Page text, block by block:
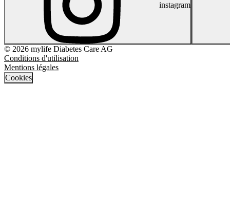
instagram
© 2026 mylife Diabetes Care AG
Conditions d'utilisation
Mentions légales
Cookies